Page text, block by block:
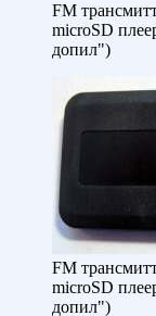
FM
microSD
допил")
FM
microSD
допил")